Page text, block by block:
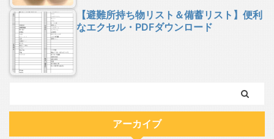
【避難所持ち物リスト＆備蓄リスト】便利
なエクセル・PDFダウンロード
アーカイブ